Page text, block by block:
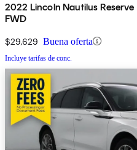
2022 Lincoln Nautilus Reserve
FWD
$29,629 Buena oferta
Incluye tarifas de conc.